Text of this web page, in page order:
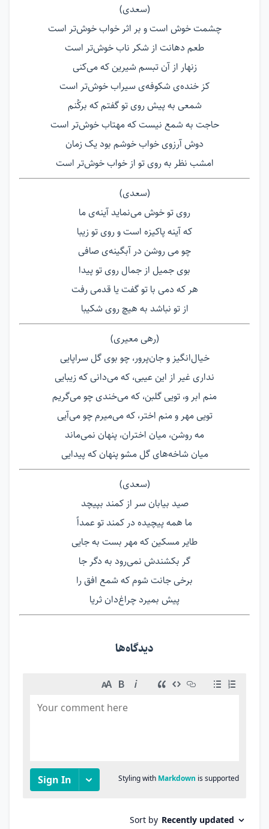
(سعدی)
چشمت خوش است و بر اثر خواب خوش‌تر است
طعم دهانت از شکر ناب خوش‌تر است
زنهار از آن تبسم شیرین که می‌کنی
کز خنده‌ی شکوفه‌ی سیراب خوش‌تر است
شمعی به پیش روی تو گفتم که برکُنم
حاجت به شمع نیست که مهتاب خوش‌تر است
دوش آرزوی خواب خوشم بود یک زمان
امشب نظر به روی تو از خواب خوش‌تر است
(سعدی)
روی تو خوش می‌نماید آینه‌ی ما
که آینه پاکیزه است و روی تو زیبا
چو می روشن در آبگینه‌ی صافی
بوی جمیل از جمال روی تو پیدا
هر که دمی با تو گفت یا قدمی رفت
از تو نباشد به هیچ روی شکیبا
(رهی معیری)
خیال‌انگیز و جان‌پرور، چو بوی گل سراپایی
نداری غیر از این عیبی، که می‌دانی که زیبایی
منم ابر و، تویی گلبن، که می‌خندی چو می‌گریم
تویی مهر و منم اختر، که می‌میرم چو می‌آیی
مه روشن، میان اختران، پنهان نمی‌ماند
میان شاخه‌های گل مشو پنهان که پیدایی
(سعدی)
صید بیابان سر از کمند بپیچد
ما همه پیچیده در کمند تو عمداً
طایر مسکین که مهر بست به جایی
گر بکشندش نمی‌رود به دگر جا
برخی جانت شوم که شمع افق را
پیش بمیرد چراغ‌دان ثریا
دیدگاه‌ها